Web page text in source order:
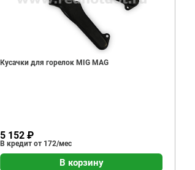
Кусачки для горелок MIG MAG
5 152 ₽
В кредит от 172/мес
В корзину